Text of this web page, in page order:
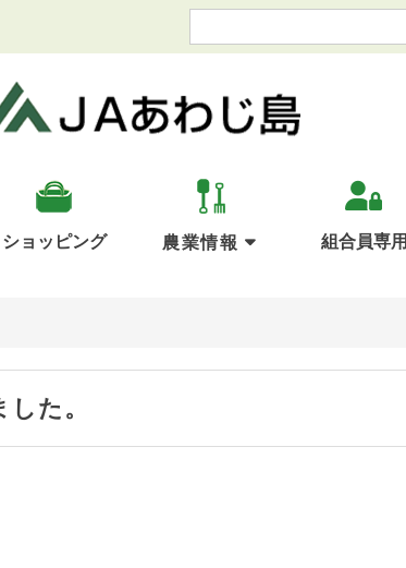
ショッピング 農業情報 組合員専用
た。